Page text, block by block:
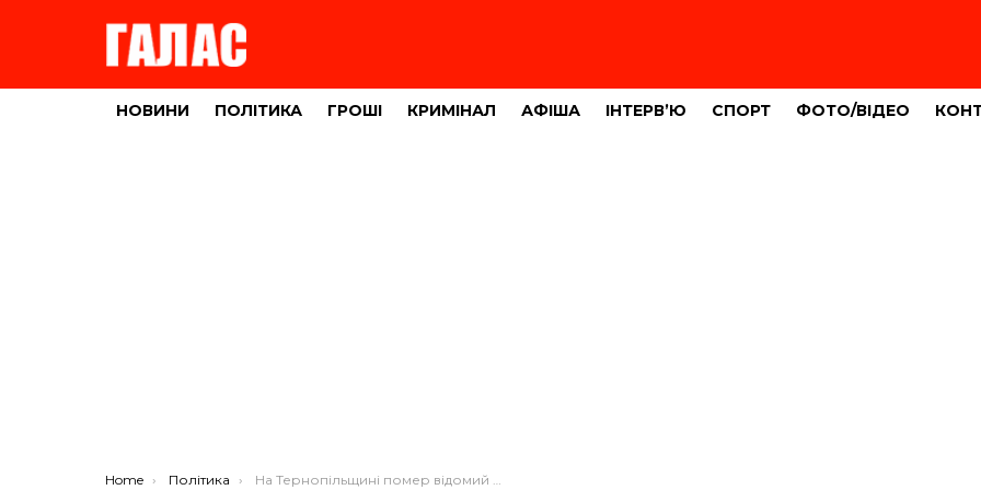
НОВИНИ ПОЛІТИКА ГРОШІ КРИМІНАЛ АФІША ІНТЕРВ’Ю СПОРТ ФОТО/ВІДЕО
You are here:
Home Політика На Тернопільщині помер відомий політик і правозахисник